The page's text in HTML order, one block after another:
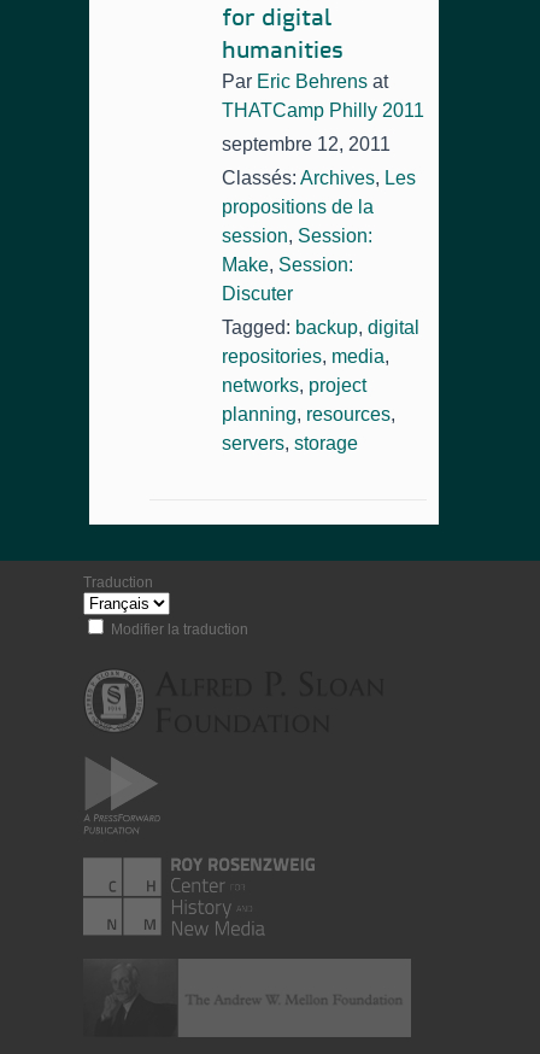
for digital
humanities
Par Eric Behrens at
THATCamp Philly 2011
septembre 12, 2011
Classés: Archives, Les
propositions de la
session, Session:
Make, Session:
Discuter
Tagged: backup, digital
repositories, media,
networks, project
planning, resources,
servers, storage
Traduction
Modifier la traduction